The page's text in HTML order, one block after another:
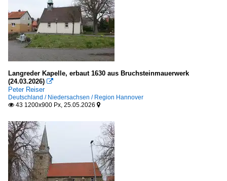
Langreder Kapelle, erbaut 1630 aus Bruchsteinmauerwerk
(24.03.2026) 
Peter Reiser
Deutschland / Niedersachsen / Region Hannover
 43 1200x900 Px, 25.05.2026 